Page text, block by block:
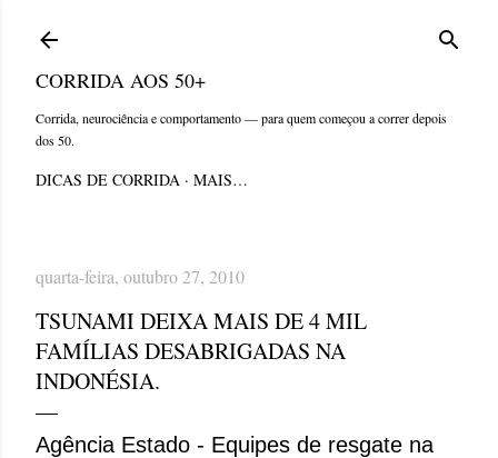
CORRIDA AOS 50+
Corrida, neurociência e comportamento — para quem começou a correr depois
dos 50.
DICAS DE CORRIDA MAIS…
quarta-feira, outubro 27, 2010
TSUNAMI DEIXA MAIS DE 4 MIL
FAMÍLIAS DESABRIGADAS NA
INDONÉSIA.
Agência Estado - Equipes de resgate na